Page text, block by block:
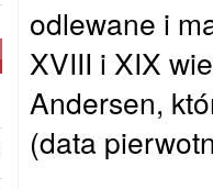
odlewane i
XVIII i XIX
Andersen,
(data